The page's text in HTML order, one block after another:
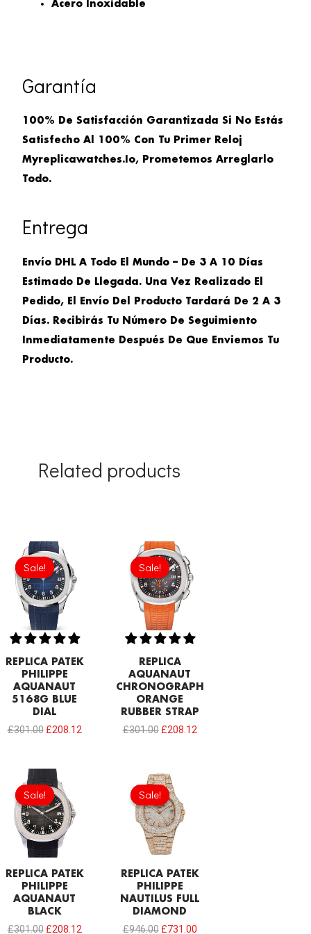
Acero Inoxidable
Garantía
100% De Satisfacción Garantizada Si No Estás
Satisfecho Al 100% Con Tu Primer Reloj
Myreplicawatches.io, Prometemos Arreglarlo
Todo.
Entrega
Envío DHL A Todo El Mundo – De 3 A 10 Días
Estimado De Llegada. Una Vez Realizado El
Pedido, El Envío Del Producto Tardará De 2 A 3
Días. Recibirás Tu Número De Seguimiento
Inmediatamente Después De Que Enviemos Tu
Producto.
Related products
Sale!
Sale!
REPLICA PATEK
PHILIPPE
AQUANAUT
5168G BLUE
DIAL
£301.00
Original
price
was:
£301.00.
£208.12
Sale!
Sale!
REPLICA
AQUANAUT
CHRONOGRAPH
ORANGE
RUBBER STRAP
£301.00
Original
price
was:
£301.00.
£208.12
Sale!
Sale!
REPLICA PATEK
PHILIPPE
AQUANAUT
BLACK
£301.00
Original
price
was:
£301.00.
£208.12
Sale!
Sale!
REPLICA PATEK
PHILIPPE
NAUTILUS FULL
DIAMOND
£946.00
Original
price
was:
£946.00.
£731.00